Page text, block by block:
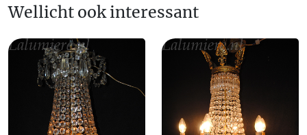
Wellicht ook interessant